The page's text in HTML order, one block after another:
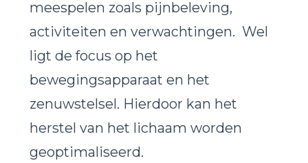
meespelen zoals pijnbeleving,
activiteiten en verwachtingen. Wel
ligt de focus op het
bewegingsapparaat en het
zenuwstelsel. Hierdoor kan het
herstel van het lichaam worden
geoptimaliseerd.